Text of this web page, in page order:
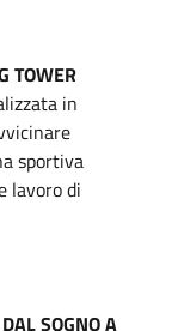
TOWER
in
sportiva
lavoro di
SOGNO A